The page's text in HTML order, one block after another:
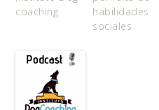
coaching
habilidades
sociales